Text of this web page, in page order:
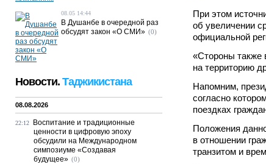
При этом
об увеличении
официальной
«Стороны также
на территорию
Напомним,
согласно
поездках
Положения
в отношении
транзитом и
08.05 14:44
В Душанбе в очередной раз
обсудят закон «О СМИ» (0)
Новости. Таджикистана
08.08.2026
22:12
Воспитание и традиционные
ценности в цифровую эпоху
обсудили на Международном
симпозиуме «Создавая
будущее» (0)